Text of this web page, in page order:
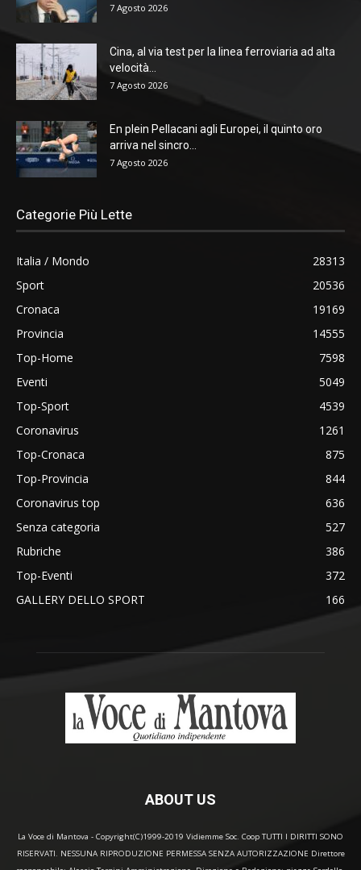
7 Agosto 2026
Cina, al via test per la linea ferroviaria ad alta
velocità...
7 Agosto 2026
En plein Pellacani agli Europei, il quinto oro
arriva nel sincro...
7 Agosto 2026
Categorie Più Lette
Italia / Mondo
28313
Sport
20536
Cronaca
19169
Provincia
14555
Top-Home
7598
Eventi
5049
Top-Sport
4539
Coronavirus
1261
Top-Cronaca
875
Top-Provincia
844
Coronavirus top
636
Senza categoria
527
Rubriche
386
Top-Eventi
372
GALLERY DELLO SPORT
166
ABOUT US
La Voce di Mantova - Copyright(C)1999-2019 Vidiemme Soc. Coop TUTTI I DIRITTI SONO
RISERVATI. NESSUNA RIPRODUZIONE PERMESSA SENZA AUTORIZZAZIONE Direttore